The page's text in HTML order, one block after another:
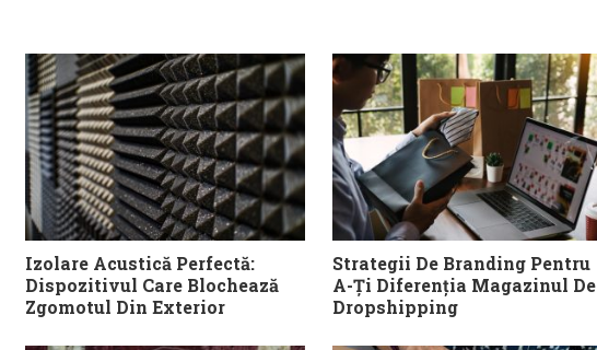
Izolare Acustică Perfectă:
Dispozitivul Care Blochează
Zgomotul Din Exterior
Strategii De Branding Pentru
A-Ți Diferenția Magazinul De
Dropshipping